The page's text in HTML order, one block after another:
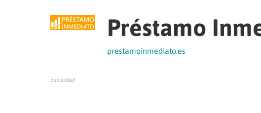
Préstamo
prestamoinmediato.es
publicidad